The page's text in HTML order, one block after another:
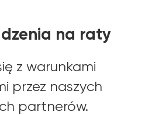
na raty
z warunkami
przez naszych
partnerów.